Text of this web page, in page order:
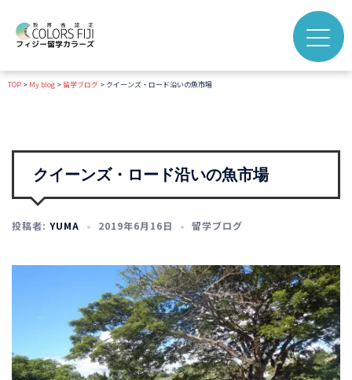
ン
ツTOP > My blog >留学ブログ > クイーンズ・ロード沿いの魚市場
クイーンズ・ロード沿いの魚市場
投稿者: YUMA 2019年6月16日 留学ブログ